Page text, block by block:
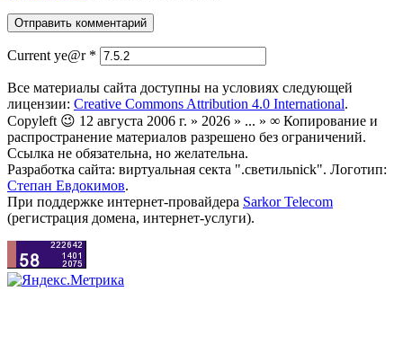
Current ye@r *
Все материалы сайта доступны на условиях следующей
лицензии: Creative Commons Attribution 4.0 International.
Copyleft 😉 12 августа 2006 г. » 2026 » ... » ∞ Копирование и
распространение материалов разрешено без ограничений.
Ссылка не обязательна, но желательна.
Разработка сайта: виртуальная секта ".светильnick". Логотип:
Степан Евдокимов.
При поддержке интернет-провайдера Sarkor Telecom
(регистрация домена, интернет-услуги).